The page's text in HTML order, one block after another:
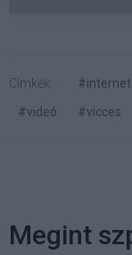
Címkék: #internet
#videó
#vicces
Megint